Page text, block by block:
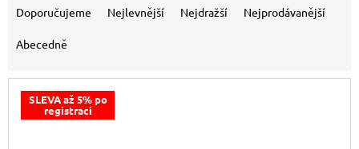
Doporučujeme Nejlevnější Nejdražší Nejprodávanější
Abecedně
SLEVA až 5% po
registraci